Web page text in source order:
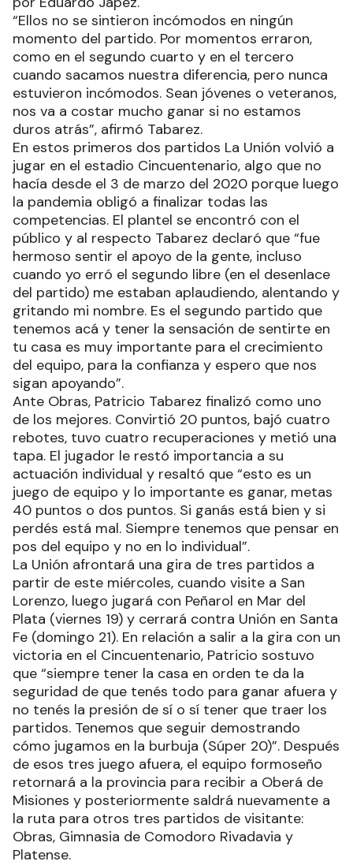
“Ellos no se sintieron incómodos en ningún
momento del partido. Por momentos erraron,
como en el segundo cuarto y en el tercero
cuando sacamos nuestra diferencia, pero nunca
estuvieron incómodos. Sean jóvenes o veteranos,
nos va a costar mucho ganar si no estamos
duros atrás”, afirmó Tabarez.
En estos primeros dos partidos La Unión volvió a
jugar en el estadio Cincuentenario, algo que no
hacía desde el 3 de marzo del 2020 porque luego
la pandemia obligó a finalizar todas las
competencias. El plantel se encontró con el
público y al respecto Tabarez declaró que “fue
hermoso sentir el apoyo de la gente, incluso
cuando yo erró el segundo libre (en el desenlace
del partido) me estaban aplaudiendo, alentando y
gritando mi nombre. Es el segundo partido que
tenemos acá y tener la sensación de sentirte en
tu casa es muy importante para el crecimiento
del equipo, para la confianza y espero que nos
sigan apoyando”.
Ante Obras, Patricio Tabarez finalizó como uno
de los mejores. Convirtió 20 puntos, bajó cuatro
rebotes, tuvo cuatro recuperaciones y metió una
tapa. El jugador le restó importancia a su
actuación individual y resaltó que “esto es un
juego de equipo y lo importante es ganar, metas
40 puntos o dos puntos. Si ganás está bien y si
perdés está mal. Siempre tenemos que pensar en
pos del equipo y no en lo individual”.
La Unión afrontará una gira de tres partidos a
partir de este miércoles, cuando visite a San
Lorenzo, luego jugará con Peñarol en Mar del
Plata (viernes 19) y cerrará contra Unión en Santa
Fe (domingo 21). En relación a salir a la gira con un
victoria en el Cincuentenario, Patricio sostuvo
que “siempre tener la casa en orden te da la
seguridad de que tenés todo para ganar afuera y
no tenés la presión de sí o sí tener que traer los
partidos. Tenemos que seguir demostrando
cómo jugamos en la burbuja (Súper 20)”. Después
de esos tres juego afuera, el equipo formoseño
retornará a la provincia para recibir a Oberá de
Misiones y posteriormente saldrá nuevamente a
la ruta para otros tres partidos de visitante:
Obras, Gimnasia de Comodoro Rivadavia y
Platense.